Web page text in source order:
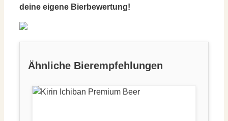
deine eigene Bierbewertung!
Ähnliche Bierempfehlungen